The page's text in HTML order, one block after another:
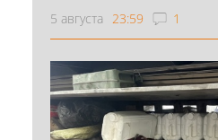
5 августа 23:59 1